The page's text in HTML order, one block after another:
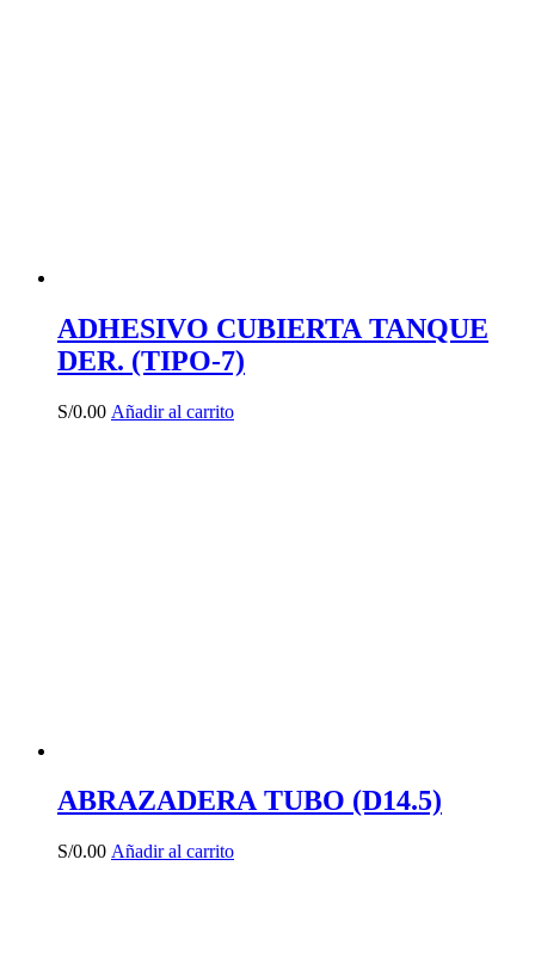
ADHESIVO CUBIERTA TANQUE
DER. (TIPO-7)
S/0.00 Añadir al carrito
ABRAZADERA TUBO (D14.5)
S/0.00 Añadir al carrito